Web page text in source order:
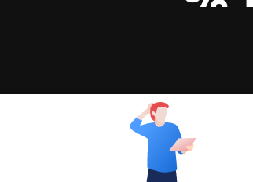
Username or Email Address